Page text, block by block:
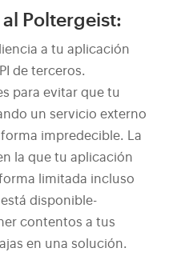
Poltergeist:
a tu aplicación
de terceros.
para evitar que tu
un servicio externo
impredecible. La
la que tu aplicación
limitada incluso
disponible-
contentos a tus
en una solución.